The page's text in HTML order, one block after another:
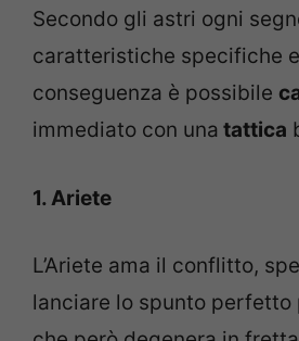
Secondo gli astri ogni
caratteristiche specifiche
conseguenza è possibile
immediato con una tattica
1. Ariete
L’Ariete ama il conflitto,
lanciare lo spunto perfetto